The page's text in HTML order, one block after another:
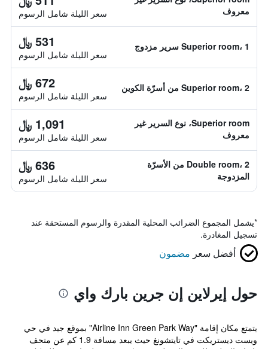
معروف
سعر الليلة شامل الرسوم
Superior room، 1 سرير مزدوج 531 ﷼
سعر الليلة شامل الرسوم
Superior room، 2 من أسرّة الكوين 672 ﷼
سعر الليلة شامل الرسوم
Superior room، نوع السرير غير
معروف
1,091 ﷼
سعر الليلة شامل الرسوم
Double room، 2 من الأسرّة
المزدوجة
636 ﷼
سعر الليلة شامل الرسوم
*يشمل المجموع الضرائب المحلية المقدرة والرسوم المستحقة عند
تسجيل المغادرة.
أفضل سعر مضمون
حول إيرلاين إن جرين بارك واي
يتمتع مكان إقامة "Airline Inn Green Park Way" بموقع جيد في حي
ويست ديستريكت في تايتشونغ حيث يبعد مسافة 1.9 كم عن متحف